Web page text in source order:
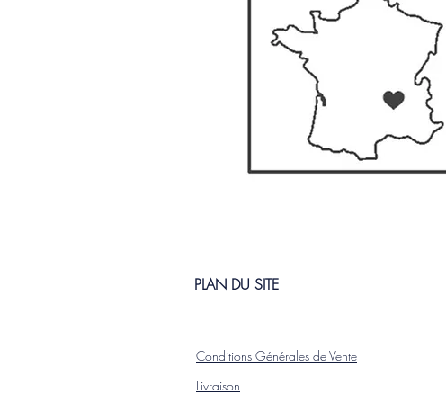
PLAN DU SITE
Conditions Générales de Vente
Livraison